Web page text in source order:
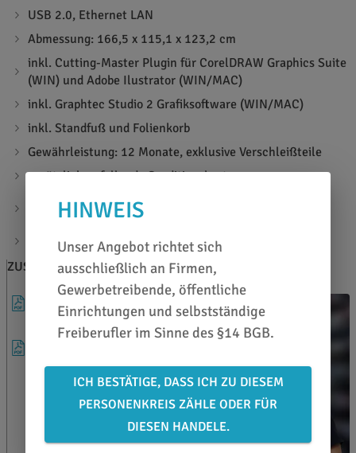
USB 2.0, Ethernet LAN
Abmessung: 166,5 x 115,1 x 123,2 cm
inkl. Cutting-Master Plugin für CorelDRAW Graphics Suite
(WIN) und Adobe Ilustrator (WIN/MAC)
inkl. Graphtec Studio 2 Grafiksoftware (WIN/MAC)
inkl. Standfuß und Folienkorb
Gewährleistung: 12 Monate, exklusive Verschleißteile
zusätzlich anfallende Speditionskosten
Kurzanleitung Installation:
https://www.folienwelt.de/cms/faq/5/detail
ACHTUNG: zusätzlich anfallende Speditionskosten
ZUSATZINFOS
DATENBLATT
BERATEN LASSEN
HINWEIS
Unser Angebot richtet sich
ausschließlich an Firmen,
Gewerbetreibende, öffentliche
Einrichtungen und selbstständige
Freiberufler im Sinne des §14 BGB.
ICH BESTÄTIGE, DASS ICH ZU DIESEM
PERSONENKREIS ZÄHLE ODER FÜR
DIESEN HANDELE.